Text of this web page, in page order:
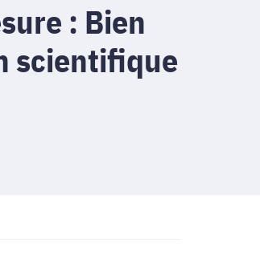
: Bien
scientifique